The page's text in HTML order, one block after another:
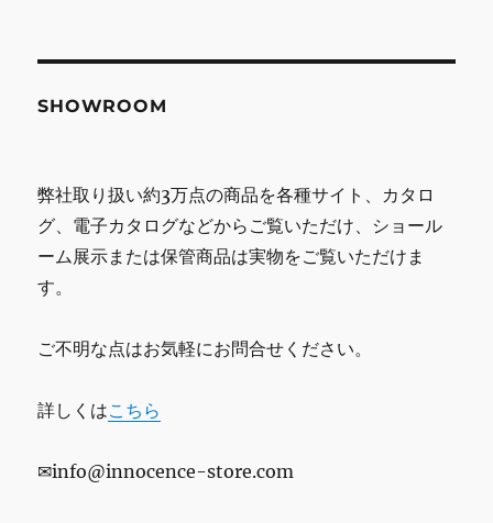
SHOWROOM
弊社取り扱い約3万点の商品を各種サイト、カタロ
グ、電子カタログなどからご覧いただけ、ショール
ーム展示または保管商品は実物をご覧いただけま
す。
ご不明な点はお気軽にお問合せください。
詳しくはこちら
✉info@innocence-store.com